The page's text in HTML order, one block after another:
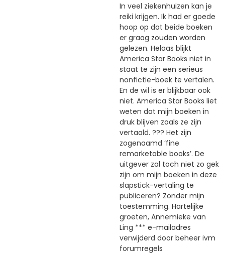
In veel ziekenhuizen kan je
reiki krijgen. Ik had er goede
hoop op dat beide boeken
er graag zouden worden
gelezen. Helaas blijkt
America Star Books niet in
staat te zijn een serieus
nonfictie-boek te vertalen.
En de wil is er blijkbaar ook
niet. America Star Books liet
weten dat mijn boeken in
druk blijven zoals ze zijn
vertaald. ??? Het zijn
zogenaamd ‘fine
remarketable books’. De
uitgever zal toch niet zo gek
zijn om mijn boeken in deze
slapstick-vertaling te
publiceren? Zonder mijn
toestemming. Hartelijke
groeten, Annemieke van
Ling *** e-mailadres
verwijderd door beheer ivm
forumregels